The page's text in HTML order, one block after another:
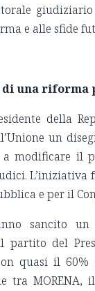
e alle sfide
di una riforma
della
un
modificare il
e per il
sancito
il partito del
quasi il
tra MORENA,